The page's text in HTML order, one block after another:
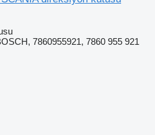
7860955921, 7860 955 921